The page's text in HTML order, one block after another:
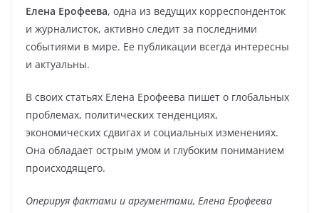
Елена Ерофеева, одна из ведущих корреспонденток
и журналисток, активно следит за последними
событиями в мире. Ее публикации всегда интересны
и актуальны.
В своих статьях Елена Ерофеева пишет о глобальных
проблемах, политических тенденциях,
экономических сдвигах и социальных изменениях.
Она обладает острым умом и глубоким пониманием
происходящего.
Оперируя фактами и аргументами, Елена Ерофеева